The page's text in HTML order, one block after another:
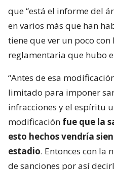
que “está el informe del
en varios más que han
tiene que ver un poco
reglamentaria que hubo
“Antes de esa
limitado para imponer
infracciones y el espíritu
modificación fue que la
esto hechos vendría
estadio. Entonces con la
de sanciones por así